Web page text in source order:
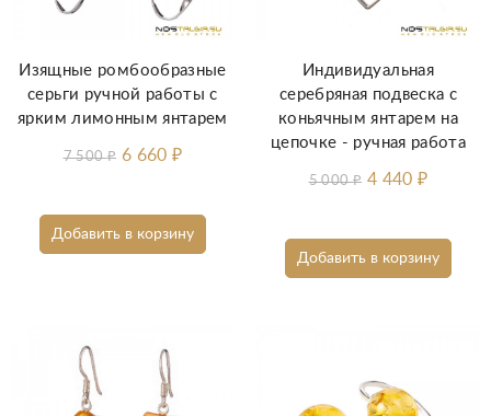
Добавить в корзину
Изящные ромбообразные
серьги ручной работы с
ярким лимонным янтарем
7 500₽ 6 660₽
Добавить в корзину
Индивидуальная
серебряная подвеска с
коньячным янтарем на
цепочке - ручная работа
5 000₽ 4 440₽